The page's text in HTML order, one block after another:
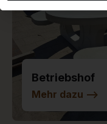
Betriebshof
Mehr dazu -->